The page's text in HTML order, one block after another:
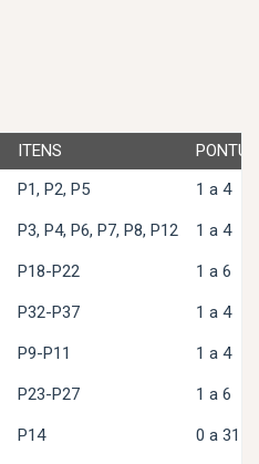
ITENS
P1, P2, P5 1 a 4
P3, P4, P6, P7, P8, P12 1 a 4
P18-P22 1 a 6
P32-P37 1 a 4
P9-P11 1 a 4
P23-P27 1 a 6
P14 0 a 31